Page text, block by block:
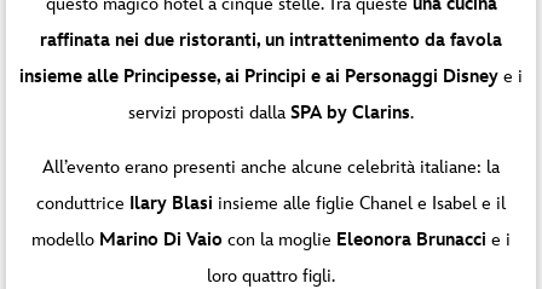
raffinata nei due ristoranti, un intrattenimento da favola
insieme alle Principesse, ai Principi e ai Personaggi Disney e i
servizi proposti dalla SPA by Clarins.
All’evento erano presenti anche alcune celebrità italiane: la
conduttrice Ilary Blasi insieme alle figlie Chanel e Isabel e il
modello Marino Di Vaio con la moglie Eleonora Brunacci e i
loro quattro figli.